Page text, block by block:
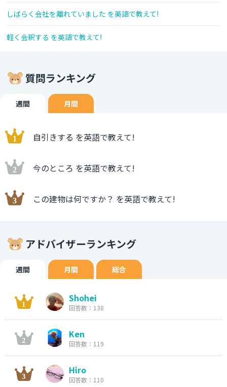
しばらく会社を離れていました を英語で教えて!
軽く会釈する を英語で教えて!
質問ランキング
週間 月間
自引きする を英語で教えて!
今のところ を英語で教えて!
この建物は何ですか？ を英語で教えて!
アドバイザーランキング
週間 月間 総合
Shohei
回答数：138
Ken
回答数：119
Hiro
回答数：110